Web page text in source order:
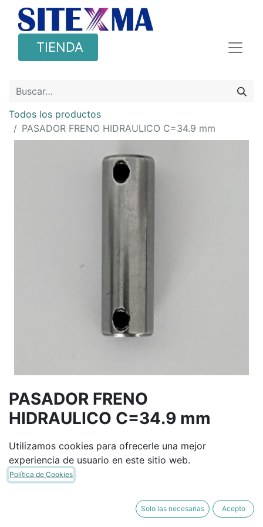
TIENDA
Todos los productos
PASADOR FRENO HIDRAULICO C=34.9 mm
PASADOR FRENO
HIDRAULICO C=34.9 mm
Términos y condiciones
Garantía de devolución de 30 días
Envío: 2-3 días laborales
Utilizamos cookies para ofrecerle una mejor
experiencia de usuario en este sitio web.
Política de Cookies
Solo las necesarias Acepto